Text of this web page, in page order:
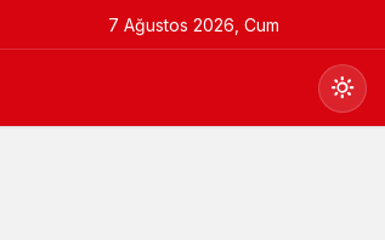
7 Ağustos 2026, Cum